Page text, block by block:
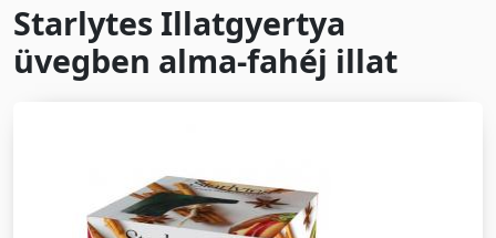
Starlytes Illatgyertya
üvegben alma-fahéj illat